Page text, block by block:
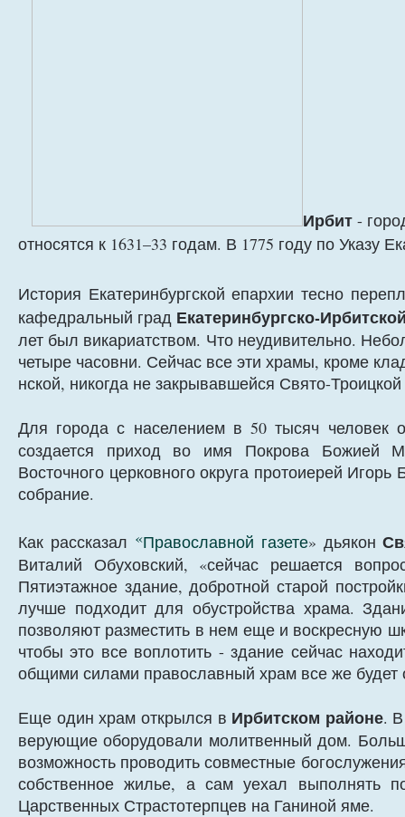
Ирбит -
относятся к 1631–33 годам. В 1775 году по Указу
История Екатеринбургской епархии тесно
кафедральный град Екатеринбургско-
лет был викариатством. Что неудивительно.
четыре часовни. Сейчас все эти храмы, кроме
нской, никогда не закрывавшейся Свято-
Для города с населением в 50 тысяч
создается приход во имя Покрова Божией
Восточного церковного округа протоиерей
собрание.
Как рассказал «Православной газете» дьякон
Виталий Обуховский, «сейчас решается
Пятиэтажное здание, добротной старой
лучше подходит для обустройства храма.
позволяют разместить в нем еще и воскресную
чтобы это все воплотить - здание сейчас
общими силами православный храм все же будет
Еще один храм открылся в Ирбитском районе.
верующие оборудовали молитвенный дом.
возможность проводить совместные
собственное жилье, а сам уехал выполнять
Царственных Страстотерпцев на Ганиной яме.